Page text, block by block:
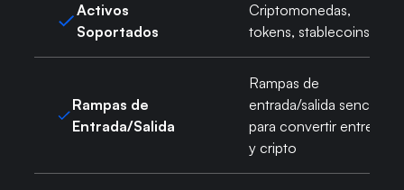
Activos
Soportados
Criptomonedas,
tokens, stablecoins
Rampas de
Entrada/Salida
Rampas de
entrada/salida sencillos
para convertir entre fiat
y cripto